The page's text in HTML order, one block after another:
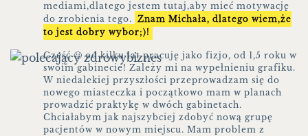
mediami,dlatego jestem tutaj,aby mieć motywację
do zrobienia tego. Znam Michała, dlatego wiem,że
to jest dobry wybor;)!
Cześć 🙂 od kilku lat pracuję jako fizjo, od 1,5 roku w
swoim gabinecie! Zależy mi na wypełnieniu grafiku.
W niedalekiej przyszłości przeprowadzam się do
nowego miasteczka i początkowo mam w planach
prowadzić praktykę w dwóch gabinetach.
Chciałabym jak najszybciej zdobyć nową grupę
pacjentów w nowym miejscu. Mam problem z